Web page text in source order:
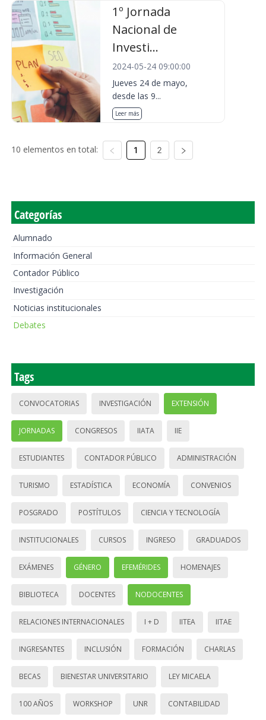
1º Jornada
Nacional de
Investi...
2024-05-24 09:00:00
Jueves 24 de mayo,
desde las 9...
Leer más
10 elementos en total: 1 2
Categorías
Alumnado
Información General
Contador Público
Investigación
Noticias institucionales
Debates
Tags
CONVOCATORIAS INVESTIGACIÓN EXTENSIÓN
JORNADAS CONGRESOS IIATA IIE
ESTUDIANTES CONTADOR PÚBLICO ADMINISTRACIÓN
TURISMO ESTADÍSTICA ECONOMÍA CONVENIOS
POSGRADO POSTÍTULOS CIENCIA Y TECNOLOGÍA
INSTITUCIONALES CURSOS INGRESO GRADUADOS
EXÁMENES GÉNERO EFEMÉRIDES HOMENAJES
BIBLIOTECA DOCENTES NODOCENTES
RELACIONES INTERNACIONALES I + D IITEA IITAE
INGRESANTES INCLUSIÓN FORMACIÓN CHARLAS
BECAS BIENESTAR UNIVERSITARIO LEY MICAELA
100 AÑOS WORKSHOP UNR CONTABILIDAD